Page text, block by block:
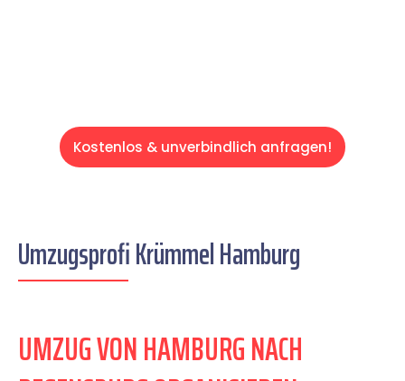
Kostenlos & unverbindlich anfragen!
Umzugsprofi Krümmel Hamburg
UMZUG VON HAMBURG NACH